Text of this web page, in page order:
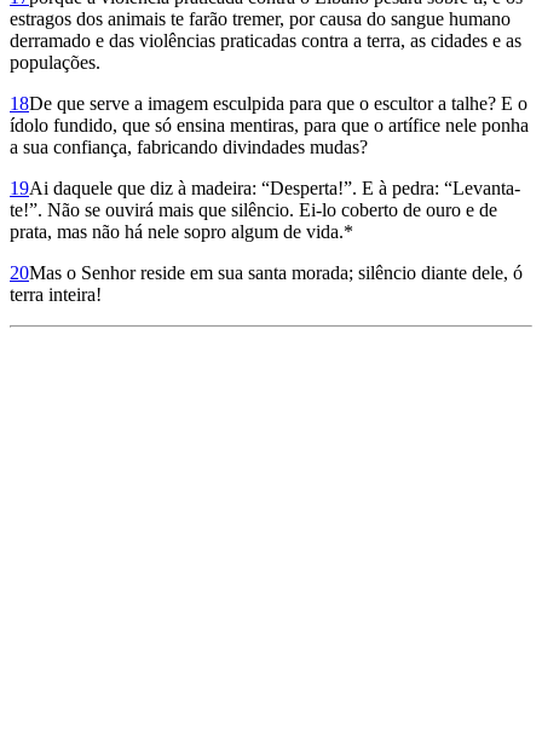
estragos dos animais te farão tremer, por causa do sangue humano
derramado e das violências praticadas contra a terra, as cidades e as
populações.
18De que serve a imagem esculpida para que o escultor a talhe? E o
ídolo fundido, que só ensina mentiras, para que o artífice nele ponha
a sua confiança, fabricando divindades mudas?
19Ai daquele que diz à madeira: “Desperta!”. E à pedra: “Levanta-
te!”. Não se ouvirá mais que silêncio. Ei-lo coberto de ouro e de
prata, mas não há nele sopro algum de vida.*
20Mas o Senhor reside em sua santa morada; silêncio diante dele, ó
terra inteira!